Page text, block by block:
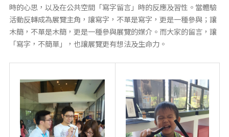
時的心思，以及在公共空間「寫字留言」時的反應及習性。當體驗
活動反轉成為展覽主角，讓寫字，不單是寫字，更是一種參與；讓
木簡，不單是木簡，更是一種參與展覽的媒介。而大家的留言，讓
「寫字，不簡單」，也讓展覽更有想法及生命力。